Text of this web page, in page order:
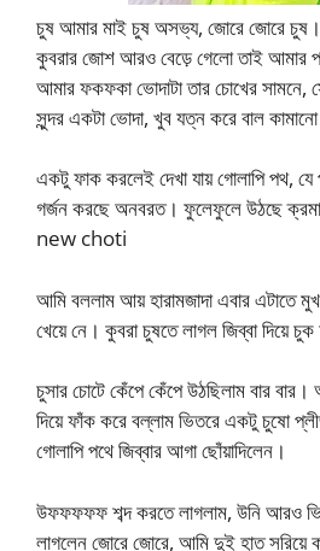
চুষ আমার মাই চুষ অসভ্য, জোরে জোরে
কুবরার জোশ আরও বেড়ে গেলো তাই আমার
আমার ফকফকা ভোদাটা তার চোখের সামনে,
সুন্দর একটা ভোদা, খুব যত্ন করে বাল
একটু ফাক করলেই দেখা যায় গোলাপি পথ, যে
গর্জন করছে অনবরত। ফুলেফুলে উঠছে
new choti
আমি বললাম আয় হারামজাদা এবার এটাতে
খেয়ে নে। কুবরা চুষতে লাগল জিব্বা দিয়ে
চুসার চোটে কেঁপে কেঁপে উঠছিলাম বার
দিয়ে ফাঁক করে বল্লাম ভিতরে একটু চুষো
গোলাপি পথে জিব্বার আগা ছোঁয়াদিলেন।
উফফফফফ শব্দ করতে লাগলাম, উনি আরও
লাগলেন জোরে জোরে, আমি দুই হাত সরিয়ে